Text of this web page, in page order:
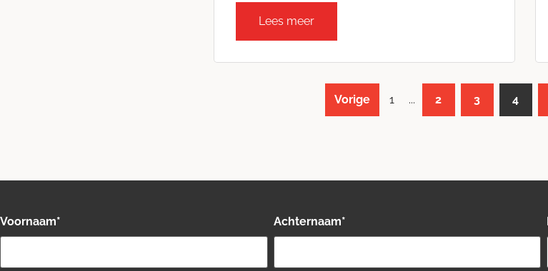
Lees meer
Vorige 1 ... 2 3 4
Voornaam* Achternaam*